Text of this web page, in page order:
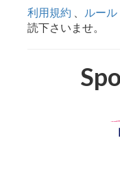
利用規約 ルール
読下さいませ。